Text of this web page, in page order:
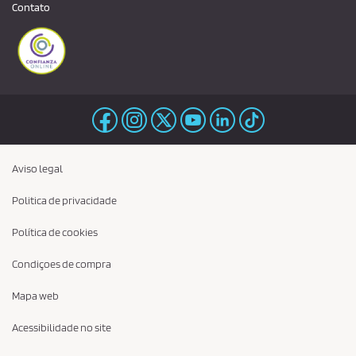
Contato
Aviso legal
Politica de privacidade
Política de cookies
Condiçoes de compra
Mapa web
Acessibilidade no site